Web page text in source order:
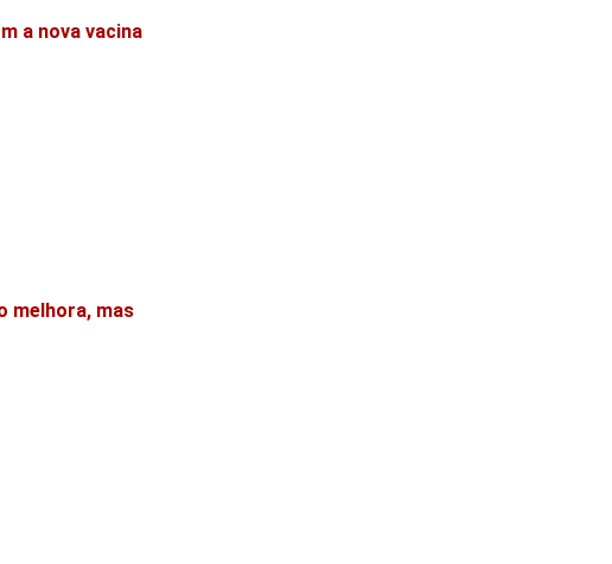
a nova vacina
melhora, mas